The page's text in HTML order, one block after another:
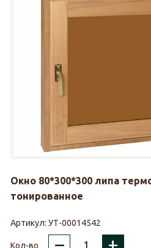
Окно 80*300*300 липа
тонированное
Артикул: УТ-00014542
Кол-во